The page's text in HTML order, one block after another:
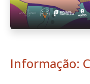
Informação: